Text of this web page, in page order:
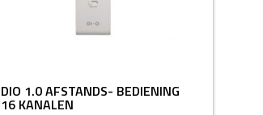
DIO 1.0 AFSTANDS- BEDIENING
16 KANALEN